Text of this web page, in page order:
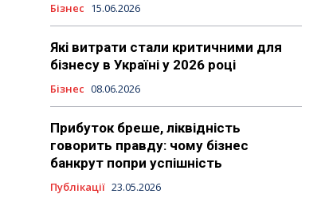
Бізнес 15.06.2026
Які витрати стали критичними для
бізнесу в Україні у 2026 році
Бізнес 08.06.2026
Прибуток бреше, ліквідність
говорить правду: чому бізнес
банкрут попри успішність
Публікації 23.05.2026